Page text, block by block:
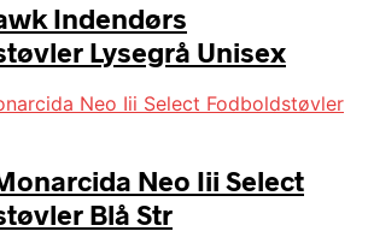
Indendørs
Lysegrå Unisex
Neo Iii Select
Blå Str